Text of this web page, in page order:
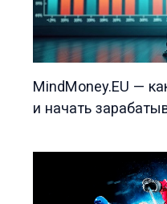
MindMoney.EU —
и начать